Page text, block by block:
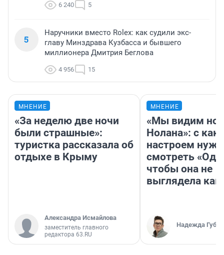
6 240 5
5
Наручники вместо Rolex: как судили экс-
главу Минздрава Кузбасса и бывшего
миллионера Дмитрия Беглова
4 956 15
МНЕНИЕ
«За неделю две ночи
были страшные»:
туристка рассказала об
отдыхе в Крыму
Александра Исмайлова
заместитель главного
редактора 63.RU
МНЕНИЕ
«Мы видим
Нолана»: с
настроем
смотреть
чтобы она не
выглядела как
Надежда